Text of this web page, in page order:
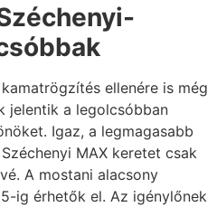
ellenére is még
jelentik a legolcsóbban
Igaz, a legmagasabb
MAX keretet csak
A mostani alacsony
ig érhetők el. Az igénylőnek